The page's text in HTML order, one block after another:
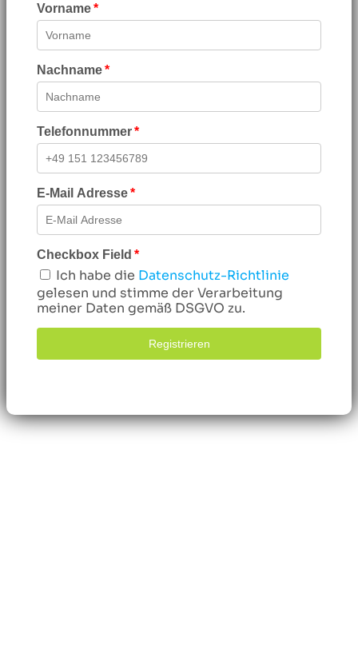
Vorname
Nachname
Telefonnummer
E-Mail Adresse
Checkbox Field
Ich habe die Datenschutz-Richtlinie
gelesen und stimme der Verarbeitung
meiner Daten gemäß DSGVO zu.
Registrieren